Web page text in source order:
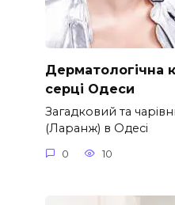
Дерматологічна
серці Одеси
Загадковий та
(Ларанж) в Одесі
0 10